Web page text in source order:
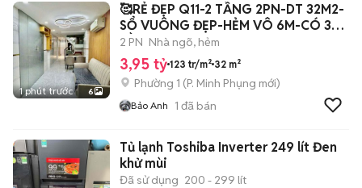
1 phút trước 6
🥰RẺ ĐẸP Q11-2 TẦNG 2PN-DT 32M2-
SỔ VUÔNG ĐẸP-HẺM VÔ 6M-CÓ 3
ĐỒNG HƠN
2 PN Nhà ngõ, hẻm
3,95 tỷ 123 tr/m² 32 m²
Phường 1 (P. Minh Phụng mới)
Bảo Anh 1 đã bán
Tủ lạnh Toshiba Inverter 249 lít Đen
khử mùi
Đã sử dụng 200 - 299 lít